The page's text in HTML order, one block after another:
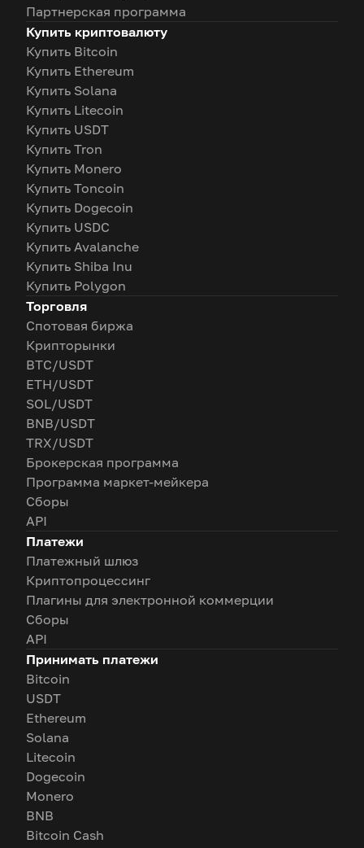
Партнерская программа
Купить криптовалюту
Купить Bitcoin
Купить Ethereum
Купить Solana
Купить Litecoin
Купить USDT
Купить Tron
Купить Monero
Купить Toncoin
Купить Dogecoin
Купить USDC
Купить Avalanche
Купить Shiba Inu
Купить Polygon
Торговля
Спотовая биржа
Крипторынки
BTC/USDT
ETH/USDT
SOL/USDT
BNB/USDT
TRX/USDT
Брокерская программа
Программа маркет-мейкера
Сборы
API
Платежи
Платежный шлюз
Криптопроцессинг
Плагины для электронной коммерции
Сборы
API
Принимать платежи
Bitcoin
USDT
Ethereum
Solana
Litecoin
Dogecoin
Monero
BNB
Bitcoin Cash